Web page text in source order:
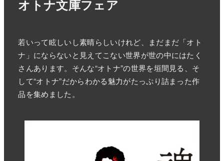
オトナ文庫フェア
若いって眩しいし素晴らしいけれど、まだまだ「オト
ナ」にならないと見えてこない世界が世の中にはたく
さんあります。そんな“オトナ”の世界を垣間見る、そ
して“オトナ”だからわかる魅力がたっぷり詰まった作
品を集めました。